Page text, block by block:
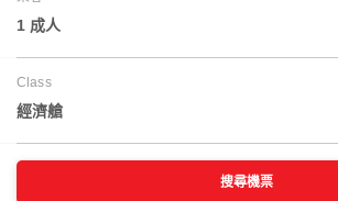
1 成人
Class
經濟艙
搜尋機票